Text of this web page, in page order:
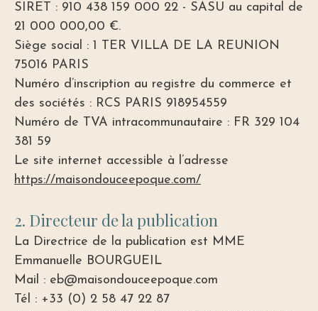
SIRET : 910 438 159 000 22 - SASU au capital de
21 000 000,00 €.
Siège social : 1 TER VILLA DE LA REUNION
75016 PARIS
Numéro d’inscription au registre du commerce et
des sociétés : RCS PARIS 918954559
Numéro de TVA intracommunautaire : FR 329 104
381 59
Le site internet accessible à l’adresse
https://maisondouceepoque.com/
2. Directeur de la publication
La Directrice de la publication est MME
Emmanuelle BOURGUEIL
Mail : eb@maisondouceepoque.com
Tél : +33 (0) 2 58 47 22 87